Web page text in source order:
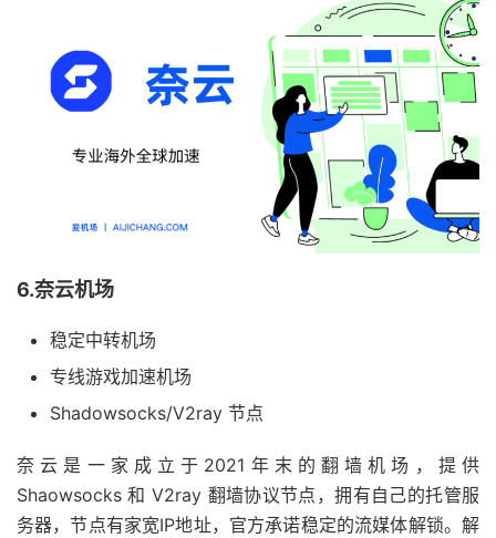
6.奈云机场
稳定中转机场
专线游戏加速机场
Shadowsocks/V2ray 节点
奈云是一家成立于2021年末的翻墙机场，提供
Shaowsocks 和 V2ray 翻墙协议节点，拥有自己的托管服
务器，节点有家宽IP地址，官方承诺稳定的流媒体解锁。解